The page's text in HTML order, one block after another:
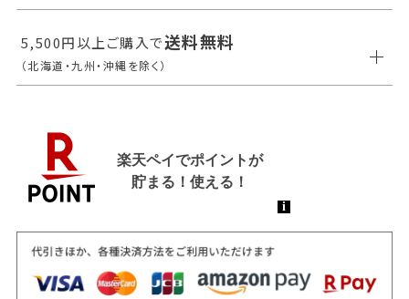
5,500円以上ご購入で送料無料
（北海道・九州・沖縄を除く）